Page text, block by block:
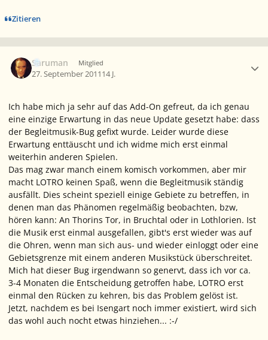
Zitieren
Saruman Mitglied
27. September 201114 J.
Ich habe mich ja sehr auf das Add-On gefreut, da ich genau
eine einzige Erwartung in das neue Update gesetzt habe: dass
der Begleitmusik-Bug gefixt wurde. Leider wurde diese
Erwartung enttäuscht und ich widme mich erst einmal
weiterhin anderen Spielen.
Das mag zwar manch einem komisch vorkommen, aber mir
macht LOTRO keinen Spaß, wenn die Begleitmusik ständig
ausfällt. Dies scheint speziell einige Gebiete zu betreffen, in
denen man das Phänomen regelmäßig beobachten, bzw,
hören kann: An Thorins Tor, in Bruchtal oder in Lothlorien. Ist
die Musik erst einmal ausgefallen, gibt's erst wieder was auf
die Ohren, wenn man sich aus- und wieder einloggt oder eine
Gebietsgrenze mit einem anderen Musikstück überschreitet.
Mich hat dieser Bug irgendwann so genervt, dass ich vor ca.
3-4 Monaten die Entscheidung getroffen habe, LOTRO erst
einmal den Rücken zu kehren, bis das Problem gelöst ist.
Jetzt, nachdem es bei Isengart noch immer existiert, wird sich
das wohl auch nocht etwas hinziehen... :-/